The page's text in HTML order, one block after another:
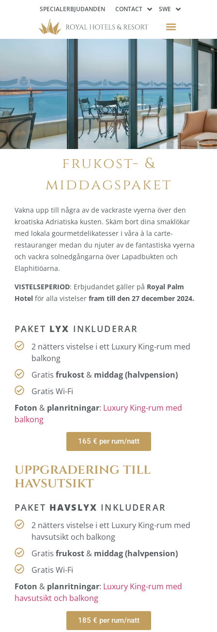
SPECIALERBJUDANDEN CONTACT SWE
frukost- &
middagspaket
Vakna upp till några av de vackraste vyerna över den
kroatiska Adriatiska kusten. Skäm bort dina smaklökar
med lokala gourmetdelikatesser i våra à la carte-
restauranger medan du njuter av de fantastiska vyerna
och vackra solnedgångarna över Lapadbukten och
Elaphitiöarna.
VISTELSEPERIOD: Erbjudandet gäller på Royal Palm
Hotel för alla vistelser fram till den 27 december 2024.
PAKET LYX INKLUDERAR
2 nätters vistelse i ett Luxury King-rum med
balkong
Gratis frukost & middag (halvpension)
Gratis Wi-Fi
Foton & planritningar: Luxury King-rum med
balkong
165 € per rum/natt
uppgradering till
havsutsikt
PAKET HAVSLYX INKLUDERAR
2 nätters vistelse i ett Luxury King-rum med
havsutsikt och balkong
Gratis frukost & middag (halvpension)
Gratis Wi-Fi
Foton & planritningar: Luxury King-rum med
havsutsikt och balkong
185 € per rum/natt